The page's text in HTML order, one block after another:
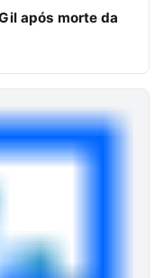
após morte da